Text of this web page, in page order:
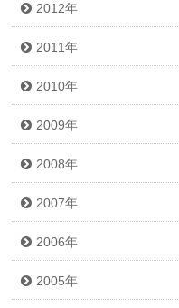
2012年
2011年
2010年
2009年
2008年
2007年
2006年
2005年